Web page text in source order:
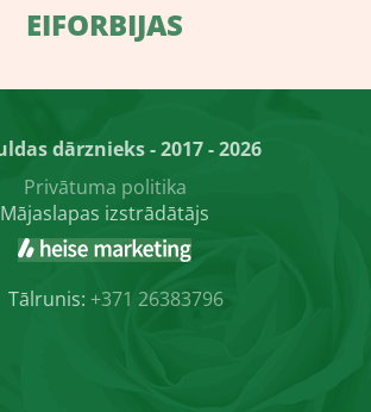
EIFORBIJAS
dārznieks - 2017 - 2026
Privātuma politika
Mājaslapas izstrādātājs
Tālrunis: +371 26383796